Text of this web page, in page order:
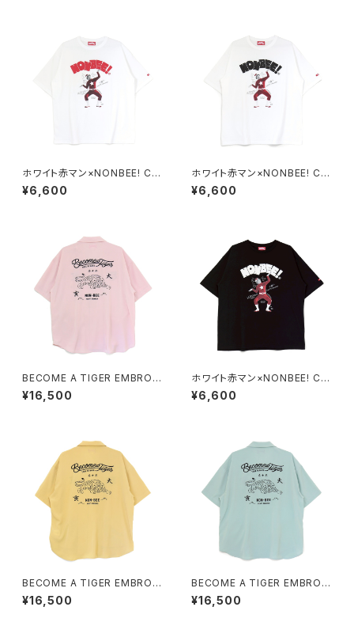
ホワイト赤マン×NONBEE! CO
LLABORATION TEE white/r
ed
¥6,600
ホワイト赤マン×NONBEE! CO
LLABORATION TEE white/b
lack
¥6,600
BECOME A TIGER EMBROI
DERED HALFSLEEVE SHIRT
S light-pink
¥16,500
ホワイト赤マン×NONBEE! CO
LLABORATION TEE black/
white
¥6,600
BECOME A TIGER EMBROI
DERED HALFSLEEVE SHIRT
S light-yellow
¥16,500
BECOME A TIGER EMBROI
DERED HALFSLEEVE SHIRT
S light-blue
¥16,500